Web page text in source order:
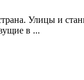
Улицы и
в ...